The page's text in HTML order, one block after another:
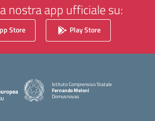
nostra app ufficiale su:
Store Play Store
Istituto Comprensivo Statale
Fernando Meloni
Domusnovas